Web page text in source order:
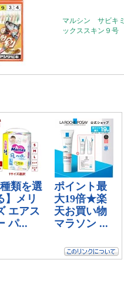
マルシン サビキミ
ックススキン９号